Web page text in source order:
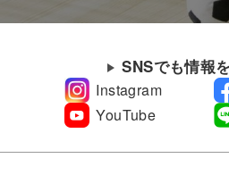
SNSでも情報
Instagram
YouTube